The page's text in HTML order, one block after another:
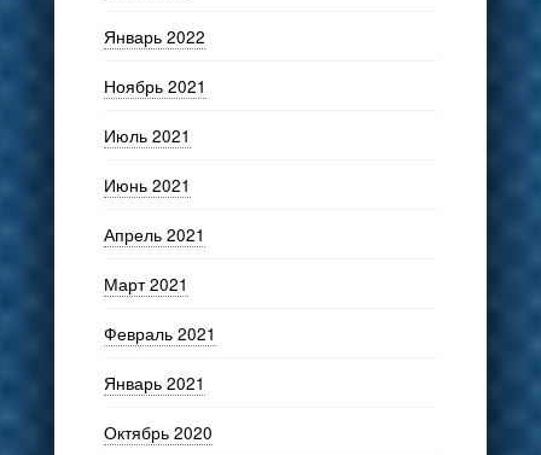
Январь 2022
Ноябрь 2021
Июль 2021
Июнь 2021
Апрель 2021
Март 2021
Февраль 2021
Январь 2021
Октябрь 2020